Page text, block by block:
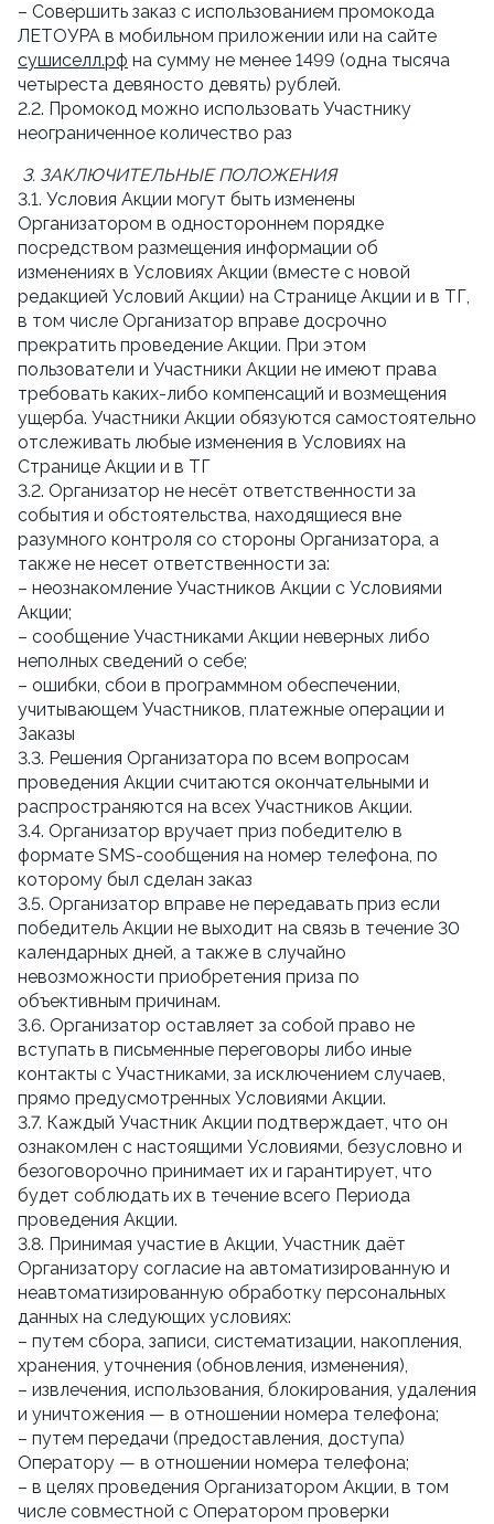
– Совершить заказ с использованием промокода
сушиселл.рф на сумму не менее 1499 (одна тысяча
четыреста девяносто девять) рублей.
2.2. Промокод можно использовать Участнику
неограниченное количество раз
3. ЗАКЛЮЧИТЕЛЬНЫЕ ПОЛОЖЕНИЯ
3.1. Условия Акции могут быть изменены
Организатором в одностороннем порядке
посредством размещения информации об
изменениях в Условиях Акции (вместе с новой
редакцией Условий Акции) на Странице Акции и в ТГ,
в том числе Организатор вправе досрочно
прекратить проведение Акции. При этом
пользователи и Участники Акции не имеют права
требовать каких-либо компенсаций и возмещения
ущерба. Участники Акции обязуются самостоятельно
отслеживать любые изменения в Условиях на
Странице Акции и в ТГ
3.2. Организатор не несёт ответственности за
события и обстоятельства, находящиеся вне
разумного контроля со стороны Организатора, а
также не несет ответственности за:
– неознакомление Участников Акции с Условиями
Акции;
– сообщение Участниками Акции неверных либо
неполных сведений о себе;
– ошибки, сбои в программном обеспечении,
учитывающем Участников, платежные операции и
Заказы
3.3. Решения Организатора по всем вопросам
проведения Акции считаются окончательными и
распространяются на всех Участников Акции.
3.4. Организатор вручает приз победителю в
формате SMS-сообщения на номер телефона, по
которому был сделан заказ
3.5. Организатор вправе не передавать приз если
победитель Акции не выходит на связь в течение 30
календарных дней, а также в случайно
невозможности приобретения приза по
объективным причинам.
3.6. Организатор оставляет за собой право не
вступать в письменные переговоры либо иные
контакты с Участниками, за исключением случаев,
прямо предусмотренных Условиями Акции.
3.7. Каждый Участник Акции подтверждает, что он
ознакомлен с настоящими Условиями, безусловно и
безоговорочно принимает их и гарантирует, что
будет соблюдать их в течение всего Периода
проведения Акции.
3.8. Принимая участие в Акции, Участник даёт
Организатору согласие на автоматизированную и
неавтоматизированную обработку персональных
данных на следующих условиях:
– путем сбора, записи, систематизации, накопления,
хранения, уточнения (обновления, изменения),
– извлечения, использования, блокирования, удаления
и уничтожения — в отношении номера телефона;
– путем передачи (предоставления, доступа)
Оператору — в отношении номера телефона;
– в целях проведения Организатором Акции, в том
числе совместной с Оператором проверки